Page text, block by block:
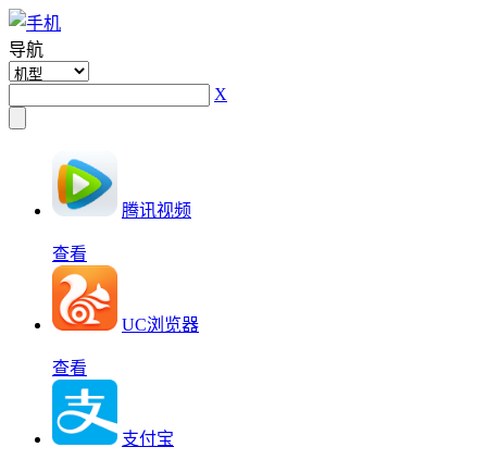
导航
X
腾讯视频
查看
UC浏览器
查看
支付宝